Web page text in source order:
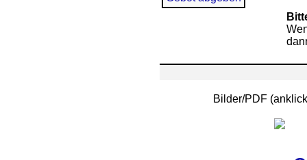
Bilder/PDF